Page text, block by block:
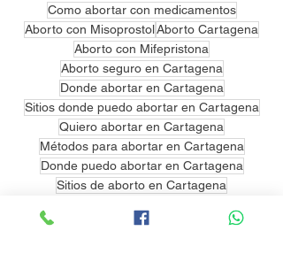
Como abortar con medicamentos
Aborto con MisoprostolAborto Cartagena
Aborto con Mifepristona
Aborto seguro en Cartagena
Donde abortar en Cartagena
Sitios donde puedo abortar en Cartagena
Quiero abortar en Cartagena
Métodos para abortar en Cartagena
Donde puedo abortar en Cartagena
Sitios de aborto en Cartagena
Donde aborto en Cartagena